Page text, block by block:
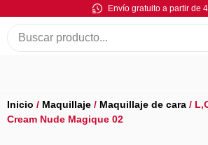
Envío gratuito a partir de
Inicio / Maquillaje / Maquillaje de cara /
Cream Nude Magique 02